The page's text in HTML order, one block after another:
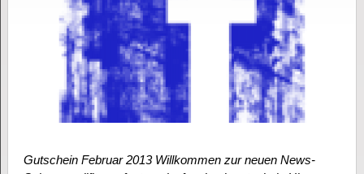
Gutschein Februar 2013 Willkommen zur neuen News-